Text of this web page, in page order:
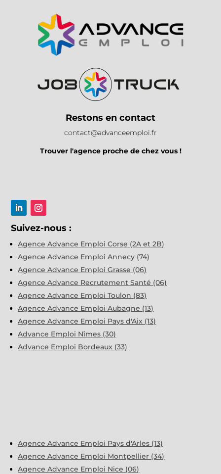
Restons en contact
contact@advanceemploi.fr
Trouver l'agence proche de chez vous !
Suivez-nous :
Agence Advance Emploi Corse (2A et 2B)
Agence Advance Emploi Annecy (74)
Agence Advance Emploi Grasse (06)
Agence Advance Recrutement Santé (06)
Agence Advance Emploi Toulon (83)
Agence Advance Emploi Aubagne (13)
Agence Advance Emploi Pays d'Aix (13)
Advance Emploi Nîmes (30)
Advance Emploi Bordeaux (33)
Agence Advance Emploi Pays d'Arles (13)
Agence Advance Emploi Montpellier (34)
Agence Advance Emploi Nice (06)